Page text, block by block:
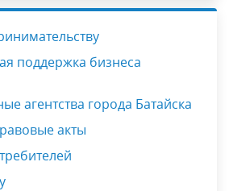
поддержка бизнеса
агентства города Батайска
акты